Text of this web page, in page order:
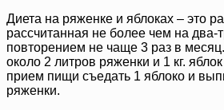
Диета на ряженке и яблоках – это
рассчитанная не более чем на два-
повторением не чаще 3 раз в
около 2 литров ряженки и 1 кг.
прием пищи съедать 1 яблоко и
ряженки.